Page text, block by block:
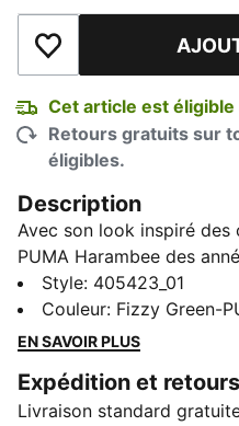
Ajouter à la liste de
Cet article est
Retours gratuits sur
éligibles.
Description
Avec son look inspiré des
PUMA Harambee des
une icône intemporelle
l’héritage de la course et
sans détour l’âge d’or des
des archives avec son
discrète et son héritage
Style: 405423_01
Couleur: Fizzy Green-
EN SAVOIR PLUS
Expédition et retours
Livraison standard